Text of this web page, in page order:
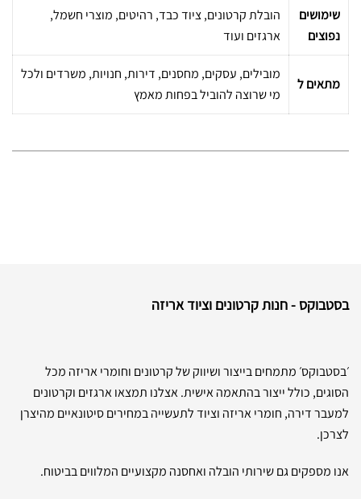
שימושים
נפוצים
הובלת קרטונים, ציוד כבד, רהיטים, מוצרי חשמל,
ארגזים ועוד
מתאים ל
מובילים, עסקים, מחסנים, דירות, חנויות, משרדים ולכל
מי שרוצה להוביל בפחות מאמץ
בסטבוקס - חנות קרטונים וציוד אריזה
׳בסטבוקס׳ מתמחים בייצור ושיווק של קרטונים וחומרי אריזה מכל
הסוגים, כולל ייצור בהתאמה אישית. אצלנו תמצאו ארגזים וקרטונים
למעבר דירה, חומרי אריזה וציוד לתעשייה במחירים סיטונאיים מהיצרן
לצרכן.
אנו מספקים גם שירותי הובלה ואחסנה מקצועיים המלווים בביטוח.